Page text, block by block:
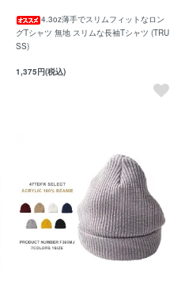
4.3oz薄手でスリムフィットなロン
グTシャツ 無地 スリムな長袖Tシャツ (TRU
SS)
1,375円(税込)